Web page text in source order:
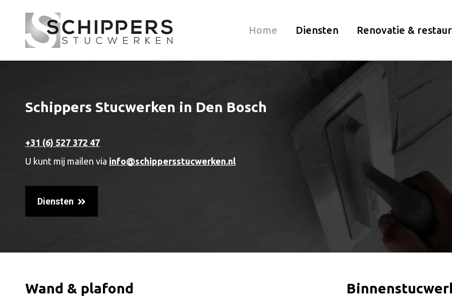
Home Diensten Renovatie &
Schippers Stucwerken in Den Bosch
+31 (6) 527 372 47
U kunt mij mailen via info@schippersstucwerken.nl
Diensten
Wand & plafond